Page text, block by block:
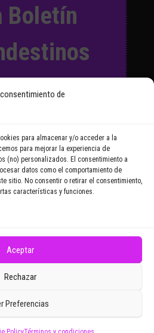
de
para almacenar y/o acceder a la
para mejorar la experiencia de
(no) personalizados. El consentimiento a
datos como el comportamiento de
sitio. No consentir o retirar el consentimiento,
características y funciones.
Aceptar
Rechazar
Preferencias
Boletín
las
reportajes que
de Zoomdestinos.es